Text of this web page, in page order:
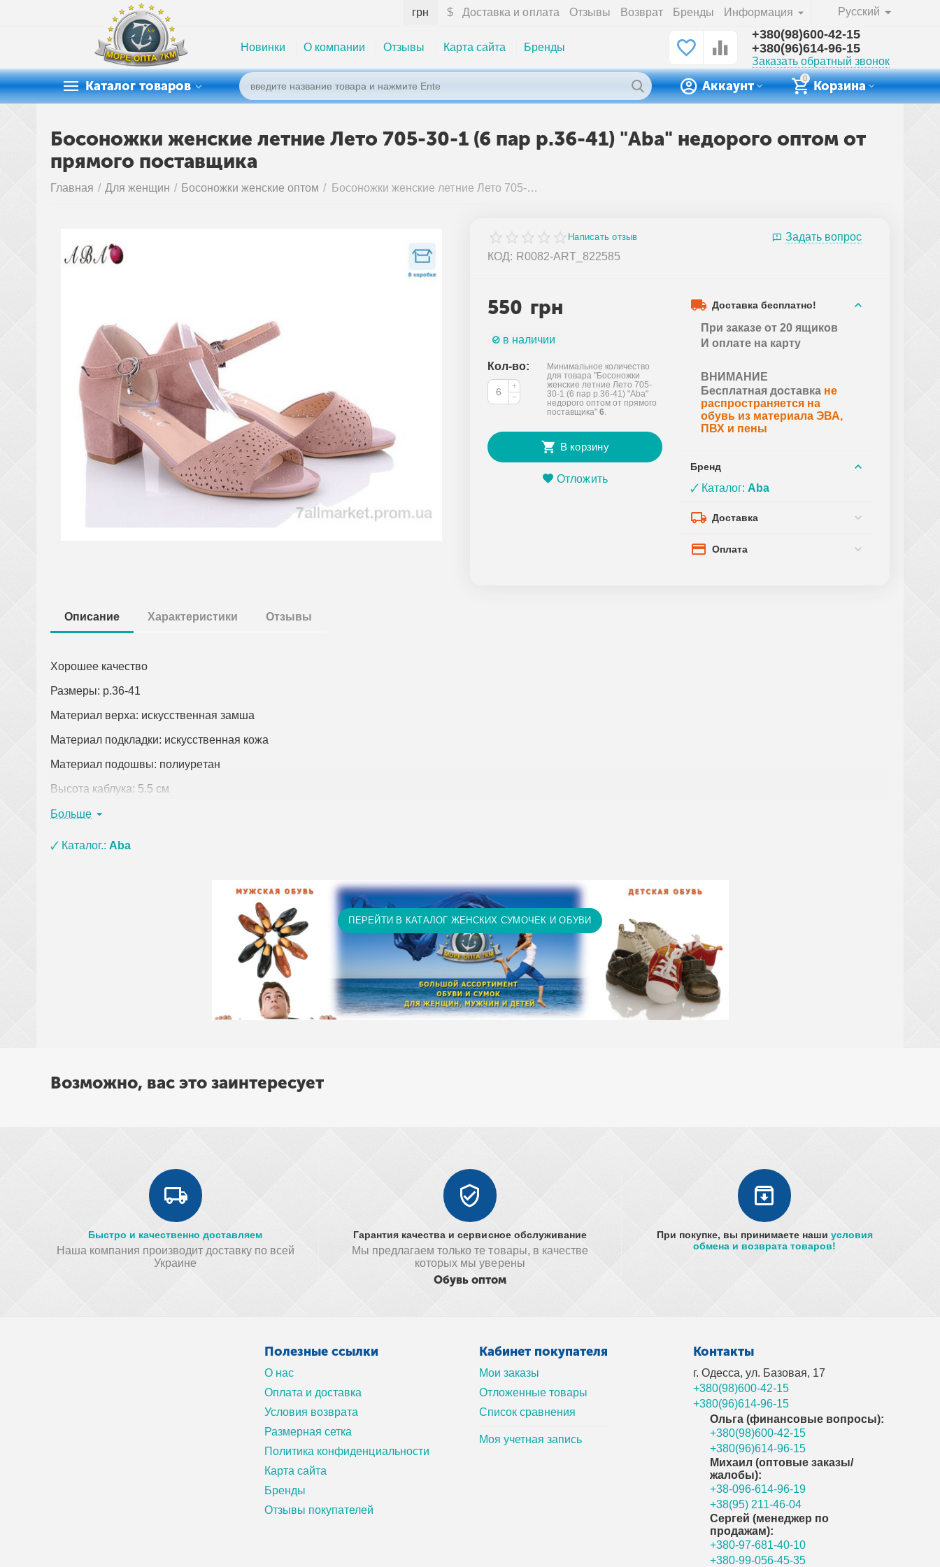
Русский
Доставка и оплата Отзывы Возврат Бренды Информация
грн $
Новинки О компании Отзывы Карта сайта Бренды
+380(98)600-42-15
+380(96)614-96-15
Заказать обратный звонок
Каталог товаров
0
Корзина
Аккаунт
Босоножки женские летние Лето 705-30-1 (6 пар р.36-41) "Aba" недорого оптом от
прямого поставщика
Главная / Для женщин / Босоножки женские оптом / Босоножки женские летние Лето 705-30-1 (6 пар р.36-41) "Aba" недорого оптом от прямого поставщика
Написать отзыв
Задать вопрос
КОД: R0082-ART_822585
550 грн
в наличии
Кол-во:
+
−
Минимальное количество
для товара "Босоножки
женские летние Лето 705-
30-1 (6 пар р.36-41) "Aba"
недорого оптом от прямого
поставщика"6.
В корзину
Отложить
Доставка бесплатно!
При заказе от 20 ящиков
И оплате на карту
ВНИМАНИЕ
Бесплатная доставка не
распространяется на
обувь из материала ЭВА,
ПВХ и пены
Бренд
🗸 Каталог:Aba
Доставка
Оплата
Описание Характеристики Отзывы
Хорошее качество
Размеры: р.36-41
Материал верха: искусственная замша
Материал подкладки: искусственная кожа
Материал подошвы: полиурeтан
Высота каблука: 5.5 см
Цвет: розовый
При заказе одежды (кроме верхней) на сумму от 15 тыс. грн. и оплате на карту доставка бесплатно! При заказе обуви от 20 ящиков (кроме обуви из
материала ЭВА, ПВХ и пены) и оплате на карту доставка бесплатно! Доставка НЕ ОПЛАЧИВАЕТСЯ за крупногабаритный товар (чемоданы, рюкзаки,
сумки, покрывала, постельное белье, полотенца и т.д.)
Больше
🗸 Каталог.:Aba
ПЕРЕЙТИ В КАТАЛОГ ЖЕНСКИХ СУМОЧЕК И ОБУВИ
Возможно, вас это заинтересует
Быстро и качественно доставляем
Наша компания производит доставку по всей
Украине
Гарантия качества и сервисное обслуживание
Мы предлагаем только те товары, в качестве
которых мы уверены
Обувь оптом
При покупке, вы принимаете наши условия
обмена и возврата товаров!
Полезные ссылки
О нас
Оплата и доставка
Условия возврата
Размерная сетка
Политика конфиденциальности
Карта сайта
Бренды
Отзывы покупателей
Кабинет покупателя
Мои заказы
Отложенные товары
Список сравнения
Моя учетная запись
Контакты
г. Одесса, ул. Базовая, 17
+380(98)600-42-15
+380(96)614-96-15
Ольга (финансовые вопросы):
+380(98)600-42-15
+380(96)614-96-15
Михаил (оптовые заказы/
жалобы):
+38-096-614-96-19
+38(95) 211-46-04
Сергей (менеджер по
продажам):
+380-97-681-40-10
+380-99-056-45-35